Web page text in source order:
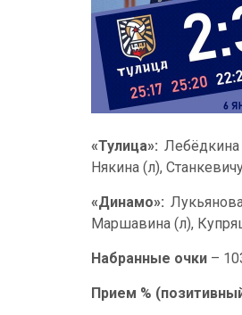
«Тулица»:
Някина (л),
«Динамо»:
Маршавина (л),
Набранные очки –
Прием %